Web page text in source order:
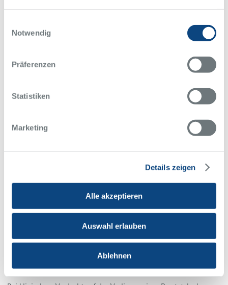
Notwendig
Präferenzen
Statistiken
Marketing
Details zeigen
Alle akzeptieren
Auswahl erlauben
Ablehnen
Vorbelastung auch früher. Bei Verdacht auf
urologische Onkologie eine
, zum
Beispiel mithilfe von Laborwerten, pathologischen
Gewebsuntersuchungen und bildgebender Technik.
uro-
roboterassistierter Operationen mit dem da Vinci
Patienteninformation: Diagnostik und Therapie bei Prostatakrebs
Exakte Prostata-Diagnostik mit ARTEMIS